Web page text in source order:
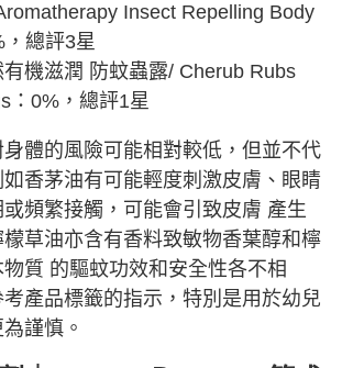
Insect Repelling Body
總評3星
機滋潤 防蚊蟲露/ Cherub Rubs
：0%，總評1星
體的風險可能相對較低，但並不代
香茅油有可能輕度刺激皮膚、眼睛
頻繁接觸，可能會引致皮膚 產生
草油亦含有香料致敏物香葉醇和檸
質 的驅蚊功效和安全性各不相
考產品標籤的指示，特別是用於幼兒
謹慎。